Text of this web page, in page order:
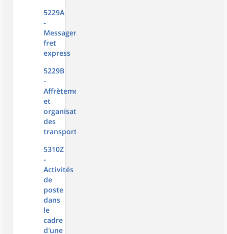
5229A
-
Messagerie,
fret
express
5229B
-
Affrètement
et
organisation
des
transports
5310Z
-
Activités
de
poste
dans
le
cadre
d'une